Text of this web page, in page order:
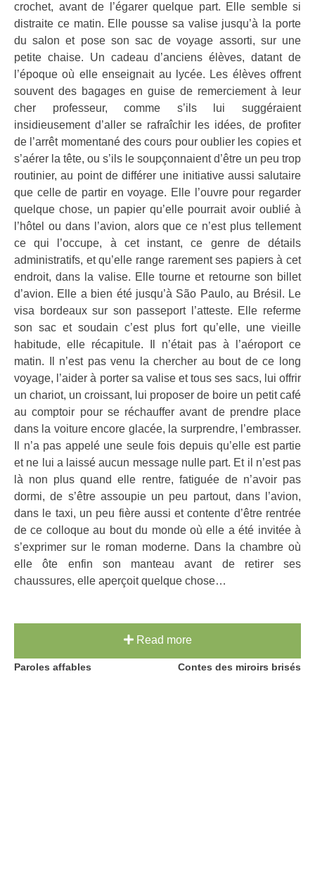
crochet, avant de l’égarer quelque part. Elle semble si
distraite ce matin. Elle pousse sa valise jusqu’à la porte
du salon et pose son sac de voyage assorti, sur une
petite chaise. Un cadeau d’anciens élèves, datant de
l’époque où elle enseignait au lycée. Les élèves offrent
souvent des bagages en guise de remerciement à leur
cher professeur, comme s’ils lui suggéraient
insidieusement d’aller se rafraîchir les idées, de profiter
de l’arrêt momentané des cours pour oublier les copies et
s’aérer la tête, ou s’ils le soupçonnaient d’être un peu trop
routinier, au point de différer une initiative aussi salutaire
que celle de partir en voyage. Elle l’ouvre pour regarder
quelque chose, un papier qu’elle pourrait avoir oublié à
l’hôtel ou dans l’avion, alors que ce n’est plus tellement
ce qui l’occupe, à cet instant, ce genre de détails
administratifs, et qu’elle range rarement ses papiers à cet
endroit, dans la valise. Elle tourne et retourne son billet
d’avion. Elle a bien été jusqu’à São Paulo, au Brésil. Le
visa bordeaux sur son passeport l’atteste. Elle referme
son sac et soudain c’est plus fort qu’elle, une vieille
habitude, elle récapitule. Il n’était pas à l’aéroport ce
matin. Il n’est pas venu la chercher au bout de ce long
voyage, l’aider à porter sa valise et tous ses sacs, lui offrir
un chariot, un croissant, lui proposer de boire un petit café
au comptoir pour se réchauffer avant de prendre place
dans la voiture encore glacée, la surprendre, l’embrasser.
Il n’a pas appelé une seule fois depuis qu’elle est partie
et ne lui a laissé aucun message nulle part. Et il n’est pas
là non plus quand elle rentre, fatiguée de n’avoir pas
dormi, de s’être assoupie un peu partout, dans l’avion,
dans le taxi, un peu fière aussi et contente d’être rentrée
de ce colloque au bout du monde où elle a été invitée à
s’exprimer sur le roman moderne. Dans la chambre où
elle ôte enfin son manteau avant de retirer ses
chaussures, elle aperçoit quelque chose…
Read more
Post
Paroles affables Contes des miroirs brisés